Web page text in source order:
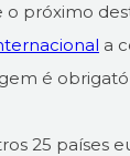
o próximo
a
é
25 países